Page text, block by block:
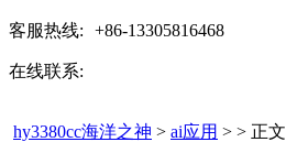
客服热线: +86-13305816468
在线联系:
hy3380cc海洋之神 > ai应用 > > 正文